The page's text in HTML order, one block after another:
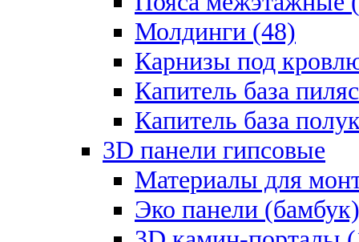
Молдинги (48)
Карнизы под
Капитель база
Капитель база
3D панели гипсовые
Материалы для
Эко панели